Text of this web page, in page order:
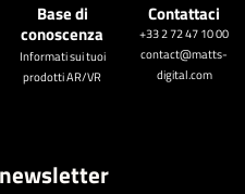
Base di
conoscenza
Informati sui tuoi
prodotti AR/VR
Contattaci
+33 2 72 47 10 00
contact@matts-
digital.com